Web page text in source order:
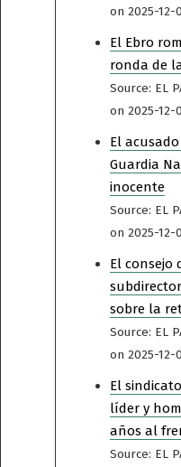
on 2025-12-
El Ebro
ronda de
Source: EL
on 2025-12-
El
Guardia
inocente
Source: EL
on 2025-12-
El consejo
sobre la
Source: EL
on 2025-12-
El
líder y
años al
Source: EL